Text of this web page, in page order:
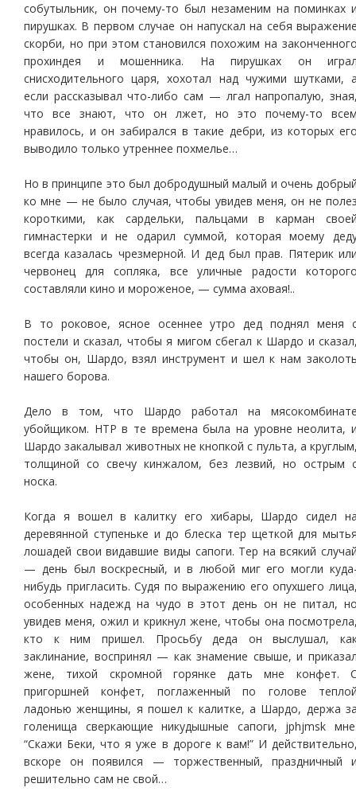
собутыльник, он почему-то был незаменим на поминках
пирушках. В первом случае он напускал на себя
скорби, но при этом становился похожим на
прохиндея и мошенника. На пирушках он
снисходительного царя, хохотал над чужими шутками,
если рассказывал что-либо сам — лгал напропалую,
что все знают, что он лжет, но это почему-то
нравилось, и он забирался в такие дебри, из которых
выводило только утреннее похмелье…
Но в принципе это был добродушный малый и очень
ко мне — не было случая, чтобы увидев меня, он не
короткими, как сардельки, пальцами в карман
гимнастерки и не одарил суммой, которая моему
всегда казалась чрезмерной. И дед был прав. Пятерик
червонец для сопляка, все уличные радости
составляли кино и мороженое, — сумма аховая!..
В то роковое, ясное осеннее утро дед поднял меня
постели и сказал, чтобы я мигом сбегал к Шардо и
чтобы он, Шардо, взял инструмент и шел к нам
нашего борова.
Дело в том, что Шардо работал на
убойщиком. НТР в те времена была на уровне неолита,
Шардо закалывал животных не кнопкой с пульта, а
толщиной со свечу кинжалом, без лезвий, но острым
носка.
Когда я вошел в калитку его хибары, Шардо сидел
деревянной ступеньке и до блеска тер щеткой для
лошадей свои видавшие виды сапоги. Тер на всякий
— день был воскресный, и в любой миг его могли
нибудь пригласить. Судя по выражению его опухшего
особенных надежд на чудо в этот день он не питал,
увидев меня, ожил и крикнул жене, чтобы она
кто к ним пришел. Просьбу деда он выслушал,
заклинание, воспринял — как знамение свыше, и
жене, тихой скромной горянке дать мне конфет.
пригоршней конфет, поглаженный по голове
ладонью женщины, я пошел к калитке, а Шардо, держа
голенища сверкающие никудышные сапоги, jphjmsk
“Скажи Беки, что я уже в дороге к вам!” И
вскоре он появился — торжественный, праздничный
решительно сам не свой…